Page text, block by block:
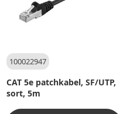
100022947
CAT 5e patchkabel, SF/UTP,
sort, 5m